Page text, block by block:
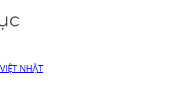
NHẬT